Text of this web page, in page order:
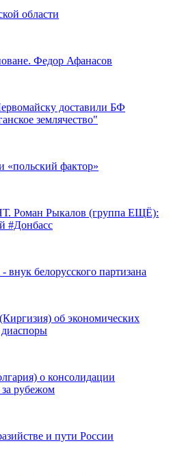
области
Федор Афанасов
доставили БФ
землячество"
«польский фактор»
Рыкалов (группа ЕЩЁ):
#Донбасс
белорусского партизана
об экономических
диаспоры
о консолидации
рубежом
и пути России